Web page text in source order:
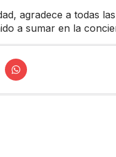
agradece a todas
a sumar en la